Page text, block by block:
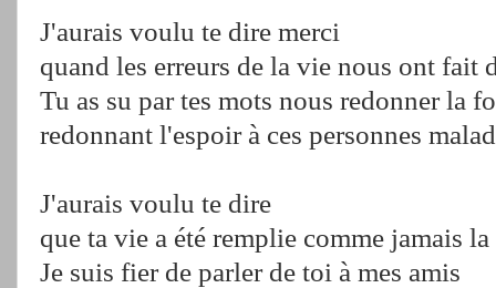
J'aurais voulu te dire merci
quand les erreurs de la vie nous ont fait
Tu as su par tes mots nous redonner la
redonnant l'espoir à ces personnes
J'aurais voulu te dire
que ta vie a été remplie comme jamais
Je suis fier de parler de toi à mes amis